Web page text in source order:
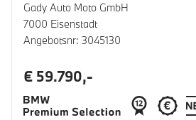
Gady Auto Moto GmbH
7000 Eisenstadt
Angebotsnr: 3045130
€ 59.790,-